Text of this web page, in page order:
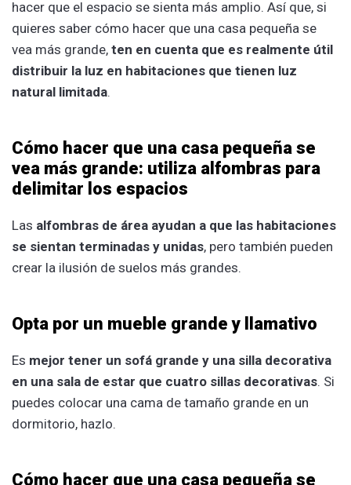
hacer que el espacio se sienta más amplio. Así que, si
quieres saber cómo hacer que una casa pequeña se
vea más grande, ten en cuenta que es realmente útil
distribuir la luz en habitaciones que tienen luz
natural limitada.
Cómo hacer que una casa pequeña se
vea más grande: utiliza alfombras para
delimitar los espacios
Las alfombras de área ayudan a que las habitaciones
se sientan terminadas y unidas, pero también pueden
crear la ilusión de suelos más grandes.
Opta por un mueble grande y llamativo
Es mejor tener un sofá grande y una silla decorativa
en una sala de estar que cuatro sillas decorativas. Si
puedes colocar una cama de tamaño grande en un
dormitorio, hazlo.
Cómo hacer que una casa pequeña se